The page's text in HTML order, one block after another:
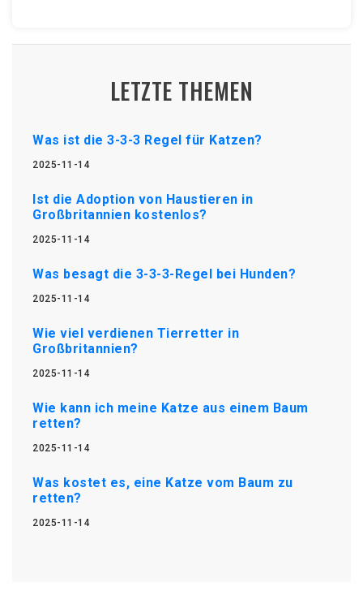
LETZTE THEMEN
Was ist die 3-3-3 Regel für Katzen?
2025-11-14
Ist die Adoption von Haustieren in
Großbritannien kostenlos?
2025-11-14
Was besagt die 3-3-3-Regel bei Hunden?
2025-11-14
Wie viel verdienen Tierretter in
Großbritannien?
2025-11-14
Wie kann ich meine Katze aus einem Baum
retten?
2025-11-14
Was kostet es, eine Katze vom Baum zu
retten?
2025-11-14